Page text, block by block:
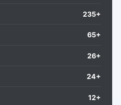
235+
65+
26+
24+
12+